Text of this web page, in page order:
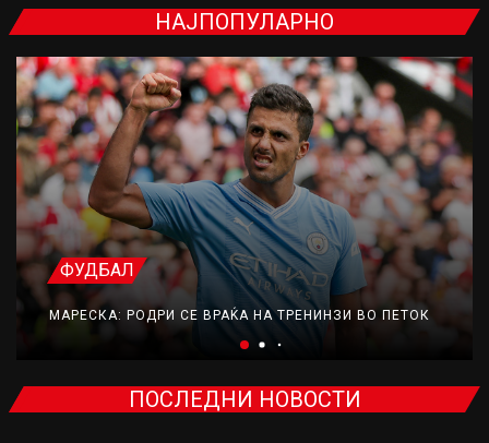
НАЈПОПУЛАРНО
ФУДБАЛ
МАРЕСКА: РОДРИ СЕ ВРАЌА НА ТРЕНИНЗИ ВО ПЕТОК
ПОСЛЕДНИ НОВОСТИ